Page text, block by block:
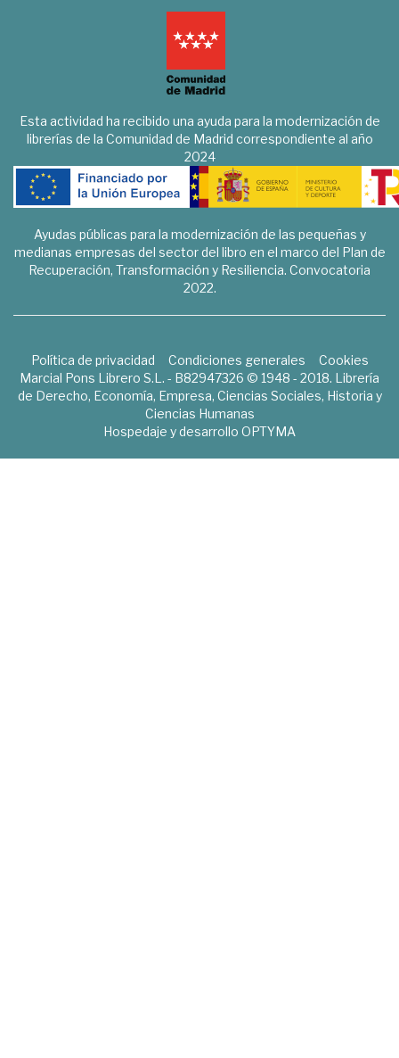
Esta actividad ha recibido una ayuda para la modernización de
librerías de la Comunidad de Madrid correspondiente al año
2024
Ayudas públicas para la modernización de las pequeñas y
medianas empresas del sector del libro en el marco del Plan de
Recuperación, Transformación y Resiliencia. Convocatoria
2022.
Política de privacidad Condiciones generales
Cookies
Marcial Pons Librero S.L. - B82947326 © 1948 - 2018. Librería
de Derecho, Economía, Empresa, Ciencias Sociales, Historia y
Ciencias Humanas
Hospedaje y desarrollo OPTYMA